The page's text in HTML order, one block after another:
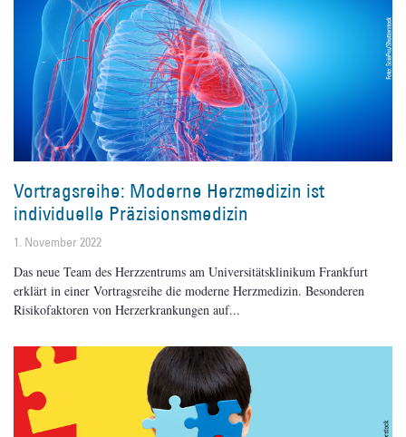
Vortragsreihe: Moderne Herzmedizin ist
individuelle Präzisionsmedizin
1. November 2022
Das neue Team des Herzzentrums am Universitätsklinikum Frankfurt
erklärt in einer Vortragsreihe die moderne Herzmedizin. Besonderen
Risikofaktoren von Herzerkrankungen auf